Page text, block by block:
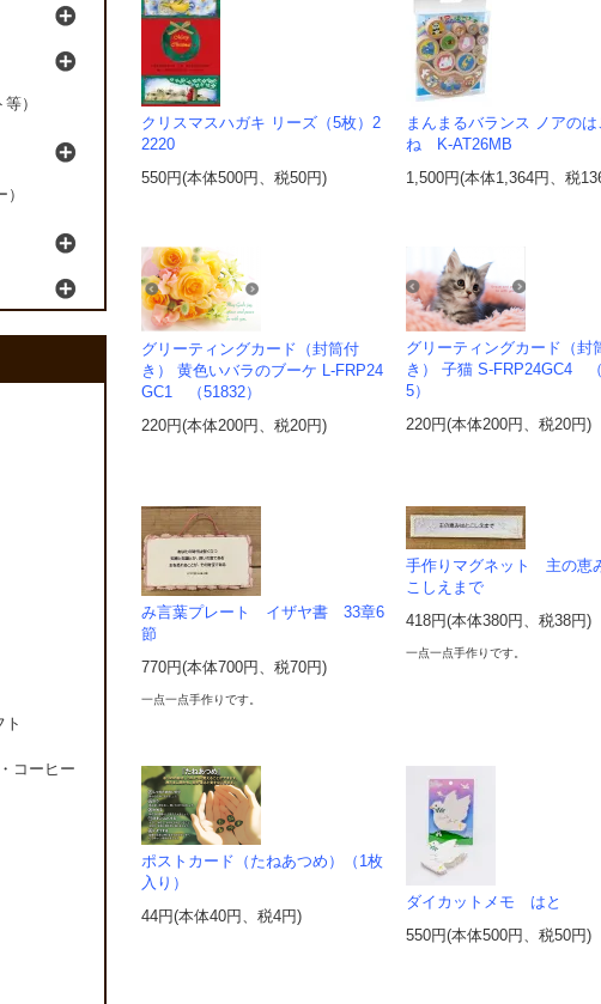
クリスマスハガキ リーズ（5枚）2
2220
550円(本体500円、税50円)
まんまるバランス ノアのは
ね K-AT26MB
1,500円(本体1,364円、税
グリーティングカード（封筒付
き） 黄色いバラのブーケ L-FRP24
GC1 （51832）
220円(本体200円、税20円)
グリーティングカード（封
き） 子猫 S-FRP24GC4
5）
220円(本体200円、税20円)
み言葉プレート イザヤ書 33章6
節
770円(本体700円、税70円)
一点一点手作りです。
手作りマグネット 主の恵
こしえまで
418円(本体380円、税38円)
一点一点手作りです。
ポストカード（たねあつめ）（1枚
入り）
44円(本体40円、税4円)
ダイカットメモ はと
550円(本体500円、税50円)
）
ト
コーヒー